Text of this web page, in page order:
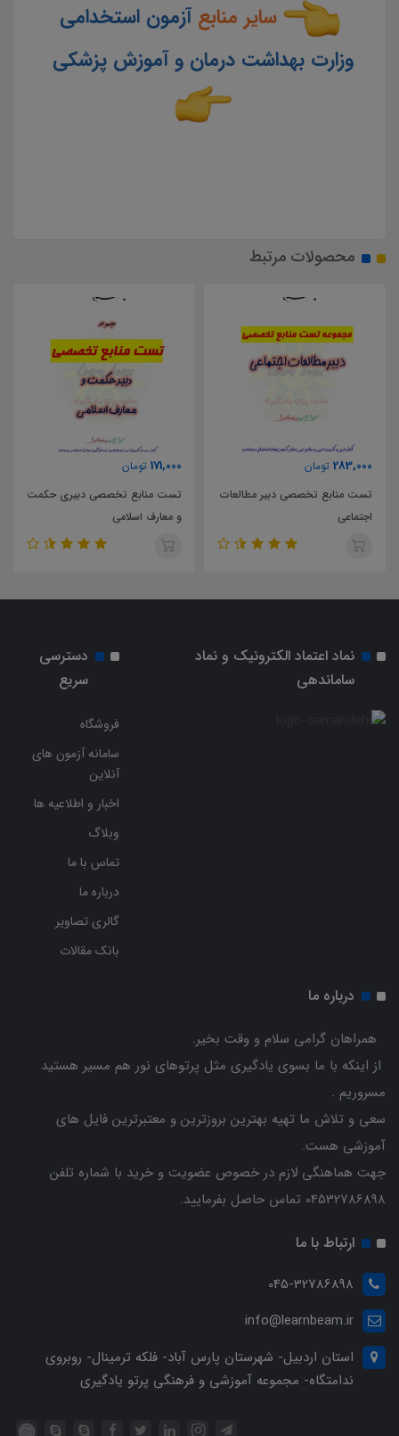
سایر منابعآزمون استخدامی
وزارت بهداشت درمان و آموزش پزشکی
محصولات مرتبط
283,000 تومان
تست منابع تخصصی دبیر مطالعات
اجتماعی
171,000 تومان
تست منابع تخصصی دبیری حکمت
و معارف اسلامی
نماد اعتماد الکترونیک و نماد
ساماندهی
دسترسی
سریع
فروشگاه
سامانه آزمون های
آنلاین
اخبار و اطلاعیه ها
وبلاگ
تماس با ما
درباره ما
گالری تصاویر
بانک مقالات
درباره ما
همراهان گرامی سلام و وقت بخیر.
از اینکه با ما بسوی یادگیری مثل پرتوهای نور هم مسیر هستید
مسروریم .
سعی و تلاش ما تهیه بهترین بروزترین و معتبرترین فایل های
آموزشی هست.
جهت هماهنگی لازم در خصوص عضویت و خرید با شماره تلفن
04532786898 تماس حاصل بفرمایید.
ارتباط با ما
045-32786898
info@learnbeam.ir
استان اردبیل- شهرستان پارس آباد- فلکه ترمینال- روبروی
ندامتگاه- مجموعه آموزشی و فرهنگی پرتو یادگیری